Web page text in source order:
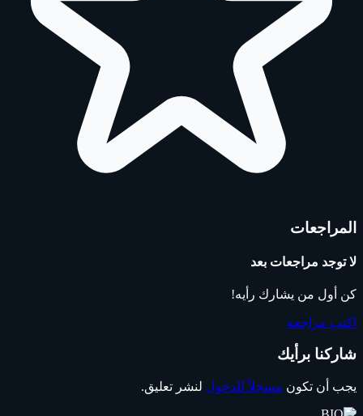
المراجعات
لا توجد مراجعات بعد
كن أول من يشارك رأيه!
اكتب مراجعة
شاركنا برأيك
يجب أن تكون مسجلاً للدخول لنشر تعليق.